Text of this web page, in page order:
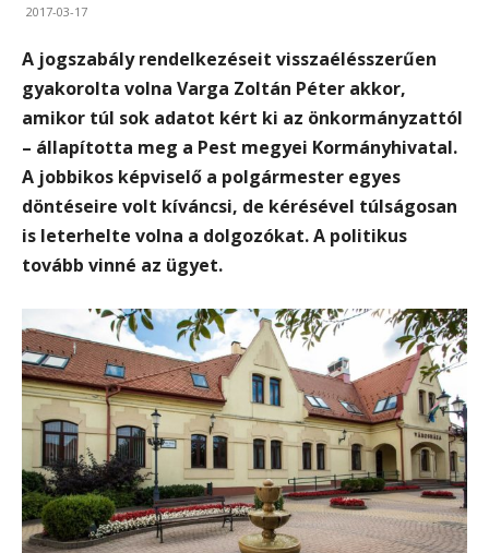
2017-03-17
A jogszabály rendelkezéseit visszaélésszerűen
gyakorolta volna Varga Zoltán Péter akkor,
amikor túl sok adatot kért ki az önkormányzattól
– állapította meg a Pest megyei Kormányhivatal.
A jobbikos képviselő a polgármester egyes
döntéseire volt kíváncsi, de kérésével túlságosan
is leterhelte volna a dolgozókat. A politikus
tovább vinné az ügyet.